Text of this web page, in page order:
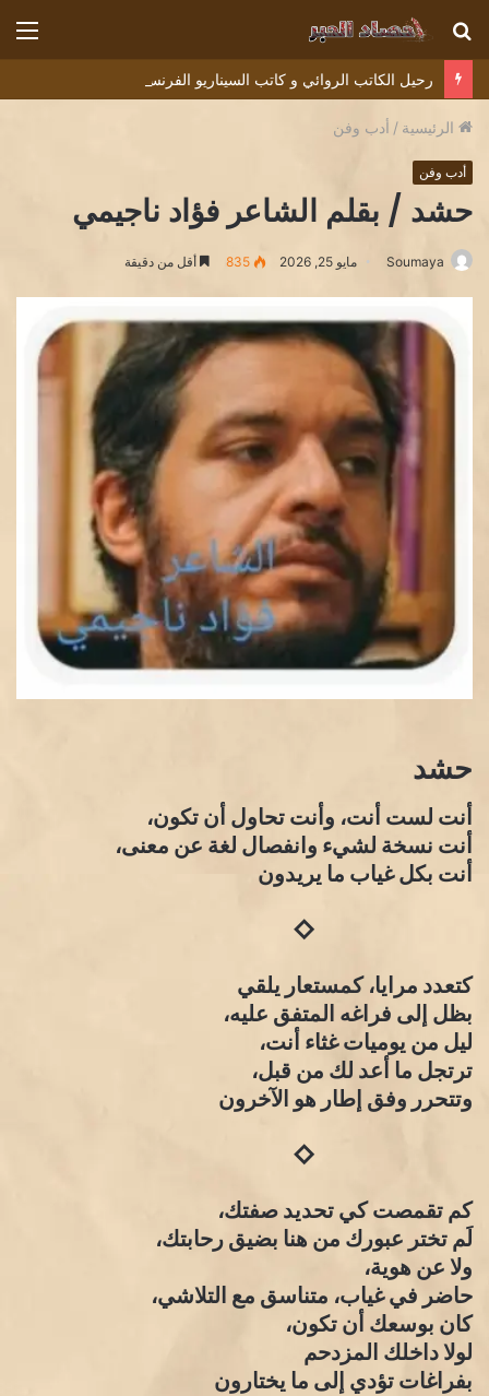
بحث
عن
الرئيسية / أدب وفن
أدب وفن
حشد / بقلم الشاعر فؤاد ناجيمي
Soumaya مايو 25, 2026 835 أقل من دقيقة
حشد
أنت لست أنت، وأنت تحاول أن تكون،
أنت نسخة لشيء وانفصال لغة عن معنى،
أنت بكل غياب ما يريدون
◇
كتعدد مرايا، كمستعار يلقي
بظل إلى فراغه المتفق عليه،
ليل من يوميات غثاء أنت،
ترتجل ما أعد لك من قبل،
وتتحرر وفق إطار هو الآخرون
◇
كم تقمصت كي تحديد صفتك،
لَم تختر عبورك من هنا بضيق رحابتك،
ولا عن هوية،
حاضر في غياب، متناسق مع التلاشي،
كان بوسعك أن تكون،
لولا داخلك المزدحم
بفراغات تؤدي إلى ما يختارون